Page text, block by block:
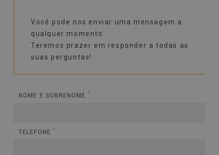
Você pode nos enviar uma mensagem a
qualquer momento
Teremos prazer em responder a todas as
suas perguntas!
NOME E SOBRENOME *
TELEFONE *